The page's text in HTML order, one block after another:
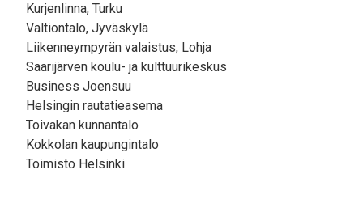
Kurjenlinna, Turku
Valtiontalo, Jyväskylä
Liikenneympyrän valaistus, Lohja
Saarijärven koulu- ja kulttuurikeskus
Business Joensuu
Helsingin rautatieasema
Toivakan kunnantalo
Kokkolan kaupungintalo
Toimisto Helsinki